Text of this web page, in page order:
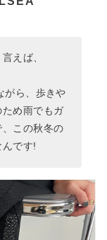
えば、
がら、歩きや
め雨でもガ
この秋冬の
です!